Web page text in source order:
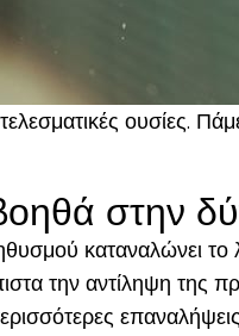
ουσίες.
στην
καταναλώνει
την αντίληψη